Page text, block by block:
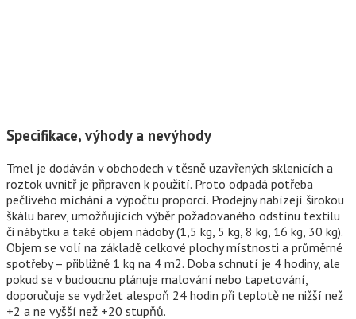
Specifikace, výhody a nevýhody
Tmel je dodáván v obchodech v těsně uzavřených sklenicích a
roztok uvnitř je připraven k použití. Proto odpadá potřeba
pečlivého míchání a výpočtu proporcí. Prodejny nabízejí širokou
škálu barev, umožňujících výběr požadovaného odstínu textilu
či nábytku a také objem nádoby (1,5 kg, 5 kg, 8 kg, 16 kg, 30 kg).
Objem se volí na základě celkové plochy místnosti a průměrné
spotřeby – přibližně 1 kg na 4 m2. Doba schnutí je 4 hodiny, ale
pokud se v budoucnu plánuje malování nebo tapetování,
doporučuje se vydržet alespoň 24 hodin při teplotě ne nižší než
+2 a ne vyšší než +20 stupňů.